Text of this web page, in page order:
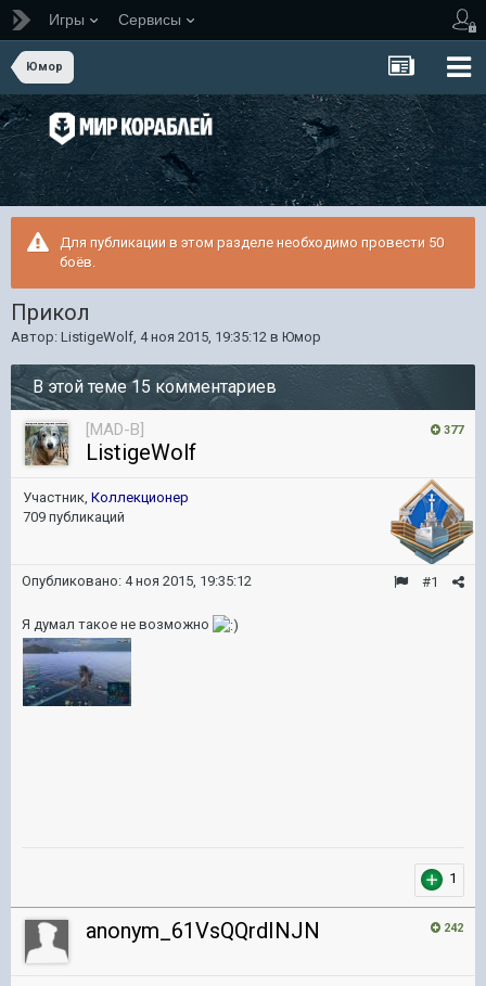
Игры Сервисы
Юмор
Для публикации в этом разделе необходимо провести 50
боёв.
Прикол
Автор: ListigeWolf, 4 ноя 2015, 19:35:12 в Юмор
В этой теме 15 комментариев
377
[MAD-B]
ListigeWolf
Участник, Коллекционер
709 публикаций
#1
Опубликовано: 4 ноя 2015, 19:35:12
Я думал такое не возможно
1
242
anonym_61VsQQrdINJN